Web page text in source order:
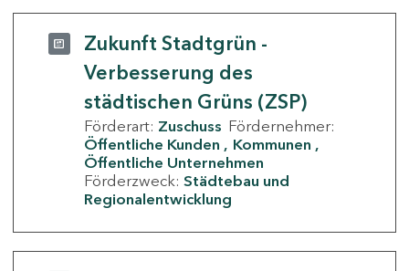
Zukunft Stadtgrün -
Verbesserung des
städtischen Grüns (ZSP)
Förderart: Zuschuss Fördernehmer:
Öffentliche Kunden
Kommunen
Öffentliche Unternehmen
Förderzweck: Städtebau und
Regionalentwicklung